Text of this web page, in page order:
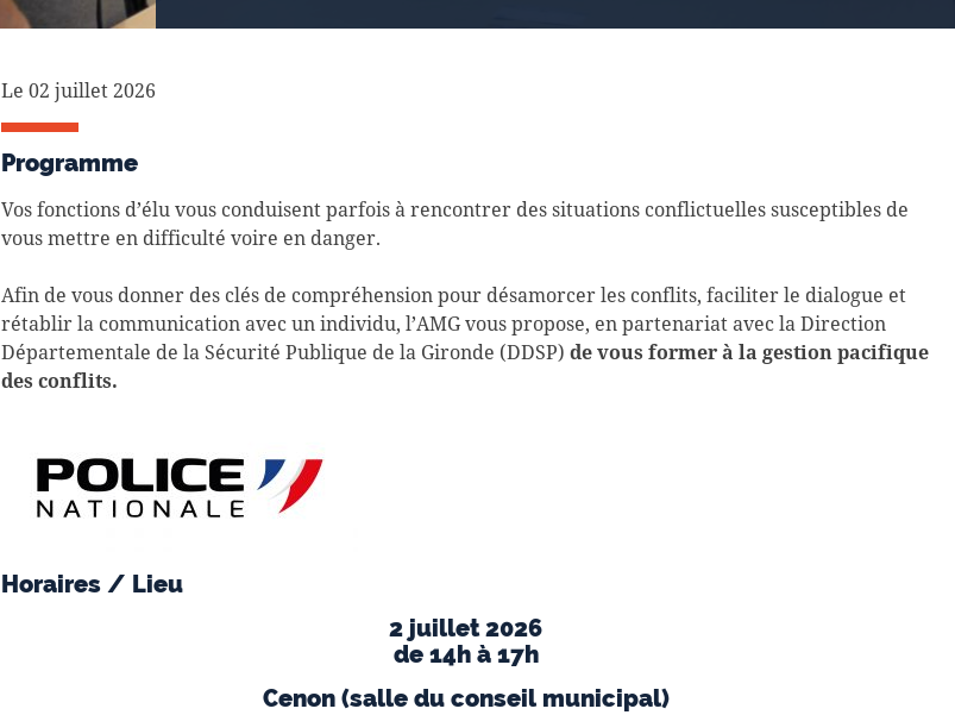
Le 02 juillet 2026
Programme
Vos fonctions d’élu vous conduisent parfois à rencontrer des situations conflictuelles susceptibles de
vous mettre en difficulté voire en danger.
Afin de vous donner des clés de compréhension pour désamorcer les conflits, faciliter le dialogue et
rétablir la communication avec un individu, l’AMG vous propose, en partenariat avec la Direction
Départementale de la Sécurité Publique de la Gironde (DDSP) de vous former à la gestion pacifique
des conflits.
Horaires / Lieu
2 juillet 2026
de 14h à 17h
Cenon (salle du conseil municipal)